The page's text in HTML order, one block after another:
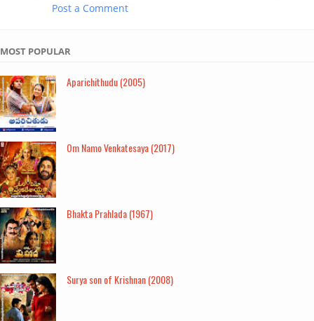
Post a Comment
MOST POPULAR
Aparichithudu (2005)
Om Namo Venkatesaya (2017)
Bhakta Prahlada (1967)
Surya son of Krishnan (2008)